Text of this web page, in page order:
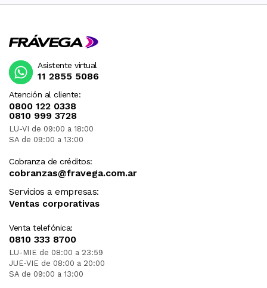
Atención al cliente:
0800 122 0338
0810 999 3728
LU-VI de 09:00 a 18:00
SA de 09:00 a 13:00
Cobranza de créditos:
cobranzas@fravega.com.ar
Servicios a empresas:
Ventas corporativas
Venta telefónica:
0810 333 8700
LU-MIE de 08:00 a 23:59
JUE-VIE de 08:00 a 20:00
SA de 09:00 a 13:00
Asistente virtual
11 2855 5086